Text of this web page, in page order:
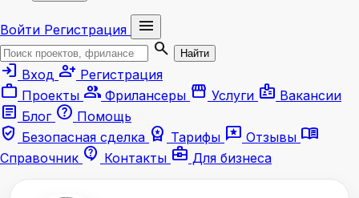
Войти Регистрация
menu
search
Найти
login Вход person_add Регистрация
work Проекты group Фрилансеры storefront Услуги badge Вакансии
article Блог help Помощь
verified_user Безопасная сделка workspace_premium Тарифы reviews Отзывы menu_book
Справочник contact_support Контакты business_center Для бизнеса